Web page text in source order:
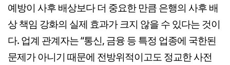
예방이 사후 배상보다 더 중요한 만큼 은행의 사후 배
상 책임 강화의 실제 효과가 크지 않을 수 있다는 것이
다. 업계 관계자는 “통신, 금융 등 특정 업종에 국한된
문제가 아니기 때문에 전방위적이고도 정교한 사전